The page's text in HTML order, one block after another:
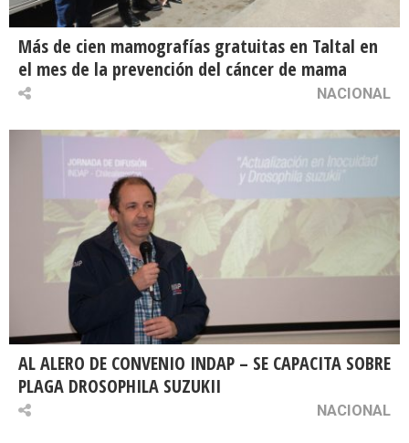
Más de cien mamografías gratuitas en Taltal en
el mes de la prevención del cáncer de mama
NACIONAL
AL ALERO DE CONVENIO INDAP – SE CAPACITA SOBRE
PLAGA DROSOPHILA SUZUKII
NACIONAL